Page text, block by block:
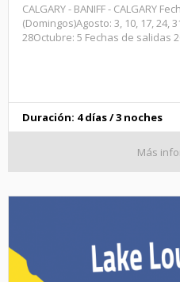
CALGARY - BANIFF - CALGARY
(Domingos)Agosto: 3, 10, 17, 24,
28Octubre: 5 Fechas de salidas
Duración: 4 días / 3 noches
Más